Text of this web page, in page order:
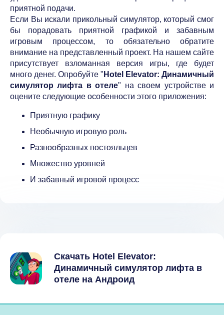
приятной подачи.
Если Вы искали прикольный симулятор, который смог
бы порадовать приятной графикой и забавным
игровым процессом, то обязательно обратите
внимание на представленный проект. На нашем сайте
присутствует взломанная версия игры, где будет
много денег. Опробуйте " Hotel Elevator: Динамичный
симулятор лифта в отеле" на своем устройстве и
оцените следующие особенности этого приложения:
Приятную графику
Необычную игровую роль
Разнообразных постояльцев
Множество уровней
И забавный игровой процесс
Скачать Hotel Elevator:
Динамичный симулятор лифта в
отеле на Андроид